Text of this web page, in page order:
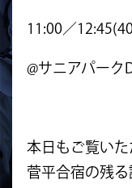
11:00／
@サニアパーク
本日もご覧いた
菅平合宿の残